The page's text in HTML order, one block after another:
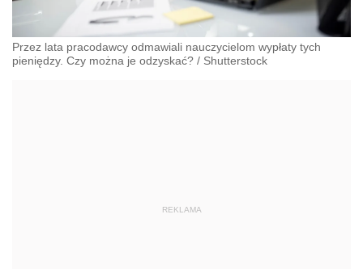
Przez lata pracodawcy odmawiali nauczycielom wypłaty tych
pieniędzy. Czy można je odzyskać? / Shutterstock